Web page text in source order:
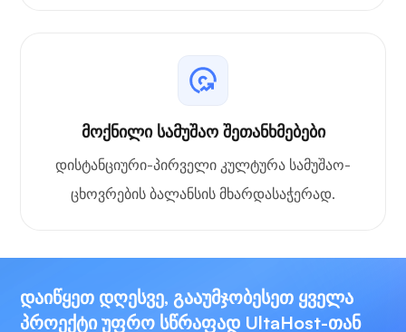
მოქნილი სამუშაო შეთანხმებები
დისტანციური-პირველი კულტურა სამუშაო-
ცხოვრების ბალანსის მხარდასაჭერად.
დაიწყეთ დღესვე, გააუმჯობესეთ ყველა
პროექტი უფრო სწრაფად UltaHost-თან